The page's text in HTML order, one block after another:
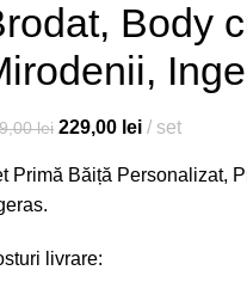
Body
lei 229,00 lei set
Primă Băiță Personalizat,
livrare: